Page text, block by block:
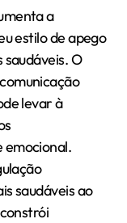
a
estilo de apego
O
levar à
emocional.
saudáveis ao